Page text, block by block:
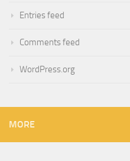
Entries feed
Comments feed
WordPress.org
MORE